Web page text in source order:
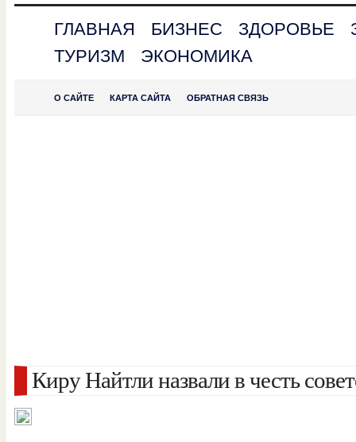
ГЛАВНАЯ БИЗНЕС ЗДОРОВЬЕ
ТУРИЗМ
ЭКОНОМИКА
О САЙТЕ КАРТА САЙТА ОБРАТНАЯ СВЯЗЬ
Киру Найтли назвали в честь